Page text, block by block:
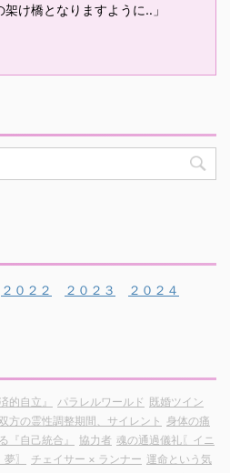
架け橋となりますように‥」
２０２２ ２０２３ ２０２４
的自立』 パラレルワールド 既婚ツイン
方の霊性調整期間、サイレント
身体の痛
『自己統合』 協力者 魂の通過儀礼〖イニ
〗 チェイサー × ランナー 運命という気